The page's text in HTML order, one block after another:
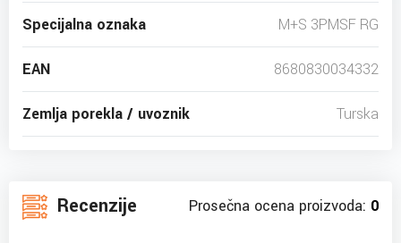
Specijalna oznaka M+S 3PMSF RG
EAN 8680830034332
Zemlja porekla / uvoznik Turska
Recenzije Prosečna ocena proizvoda: 0